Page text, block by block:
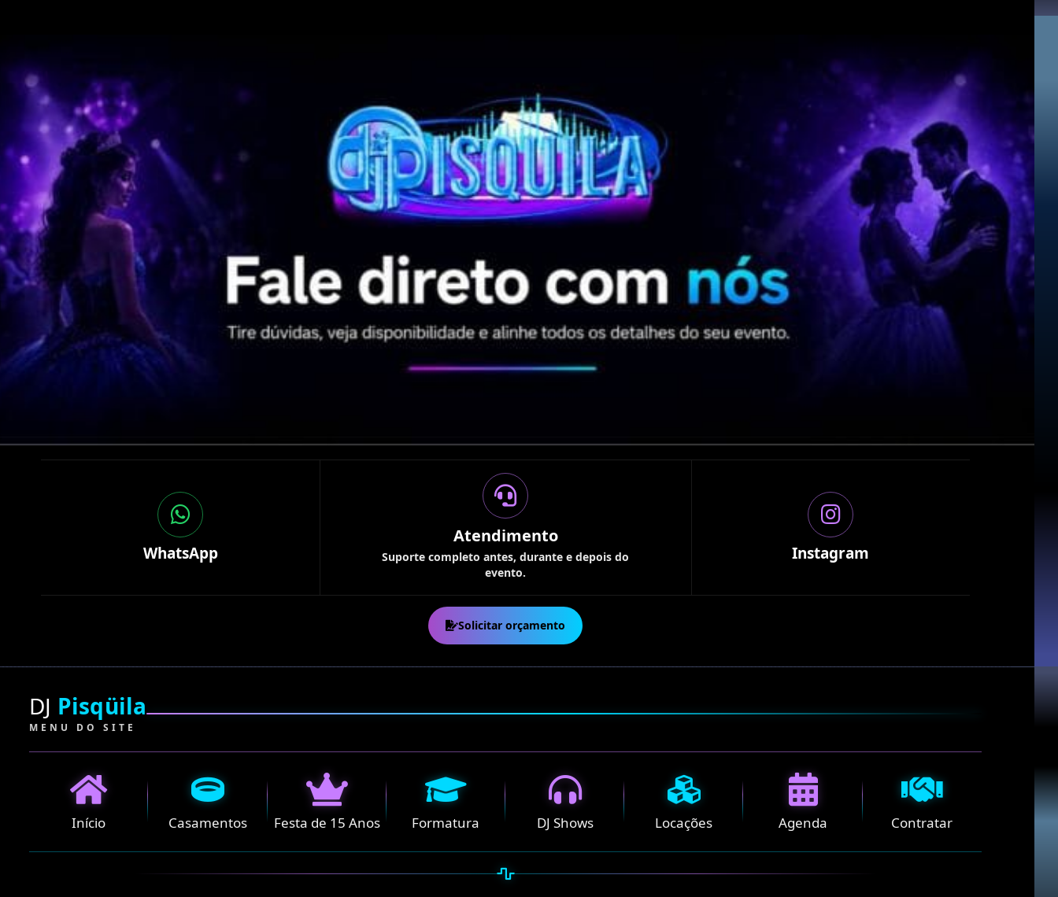
WhatsApp
Atendimento
Suporte completo antes, durante e depois do
evento.
Instagram
Solicitar orçamento
DJ Pisqüila
MENU DO SITE
Início Casamentos Festa de 15 Anos Formatura DJ Shows Locações Agenda Contratar